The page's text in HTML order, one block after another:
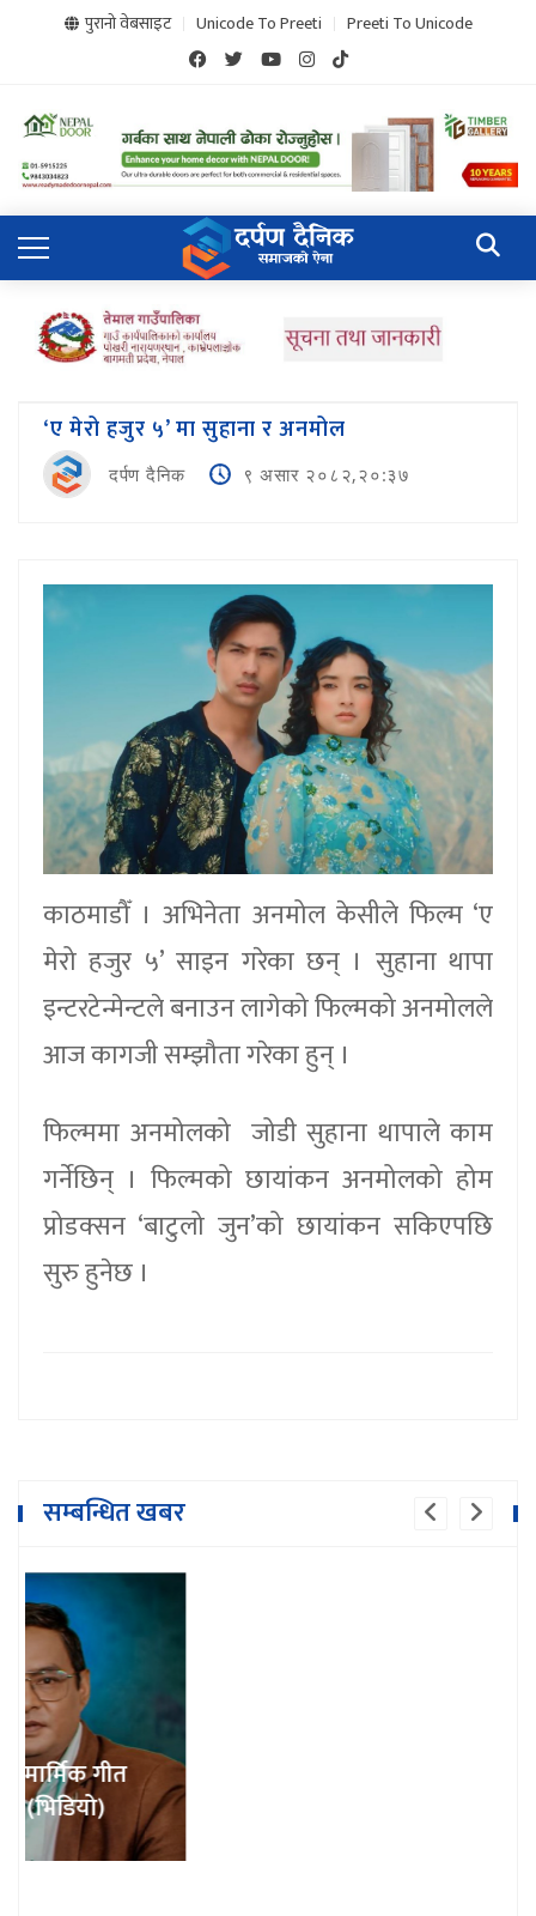
पुरानो वेबसाइट Unicode To Preeti Preeti To Unicode
‘ए मेरो हजुर ५’ मा सुहाना र अनमोल
दर्पण दैनिक ९ असार २०८२,२०:३७
काठमाडौँ । अभिनेता अनमोल केसीले फिल्म ‘ए
मेरो हजुर ५’ साइन गरेका छन् । सुहाना थापा
इन्टरटेन्मेन्टले बनाउन लागेको फिल्मको अनमोलले
आज कागजी सम्झौता गरेका हुन् ।
फिल्ममा अनमोलको जोडी सुहाना थापाले काम
गर्नेछिन् । फिल्मको छायांकन अनमोलको होम
प्रोडक्सन ‘बाटुलो जुन’को छायांकन सकिएपछि
सुरु हुनेछ ।
सम्बन्धित खबर
१८ दिनमै ३१ लाख ५० हजार बढीले हेरे 'के लत
बस्यो’